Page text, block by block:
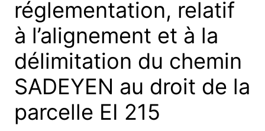
réglementation, relatif
à l’alignement et à la
délimitation du chemin
SADEYEN au droit de la
parcelle EI 215